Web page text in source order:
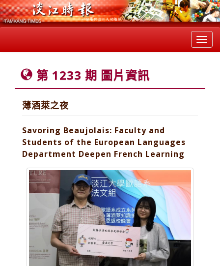
第 1233 期 圖片資訊
薄酒萊之夜
Savoring Beaujolais: Faculty and
Students of the European Languages
Department Deepen French Learning